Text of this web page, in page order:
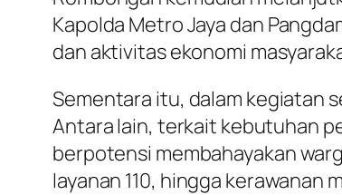
Kapolda Metro Jaya dan
dan aktivitas ekonomi
Sementara itu, dalam kegiatan
Antara lain, terkait kebutuhan
berpotensi membahayakan
layanan 110, hingga kerawanan